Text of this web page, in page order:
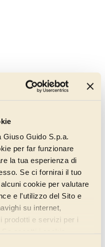
Guido S.p.a.
per far funzionare
la tua esperienza di
Se ci fornirai il tuo
cookie per valutare
e l’utilizzo del Sito e
su internet,
prodotti e servizi per i
della fragola si fonde con
connubio perfetto in grado di